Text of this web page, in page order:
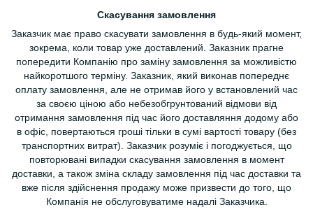
Скасування замовлення
Заказчик має право скасувати замовлення в будь-який момент,
зокрема, коли товар уже доставлений. Заказник прагне
попередити Компанію про заміну замовлення за можливістю
найкоротшого терміну. Заказник, який виконав попереднє
оплату замовлення, але не отримав його у встановлений час
за своєю ціною або небезобгрунтований відмови від
отримання замовлення під час його доставляння додому або
в офіс, повертаються гроші тільки в сумі вартості товару (без
транспортних витрат). Заказчик розуміє і погоджується, що
повторювані випадки скасування замовлення в момент
доставки, а також зміна складу замовлення під час доставки та
вже після здійснення продажу може призвести до того, що
Компанія не обслуговуватиме надалі Заказчика.